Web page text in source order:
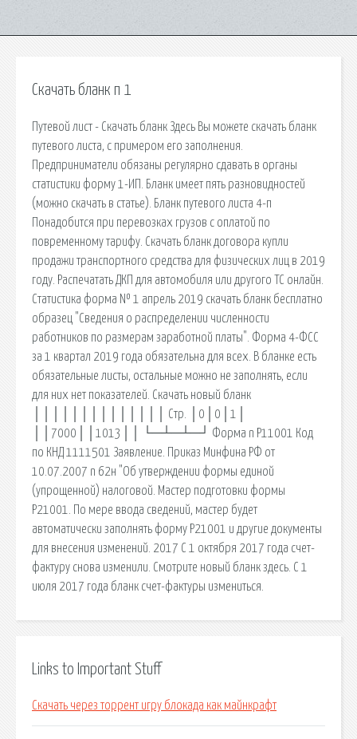
Скачать бланк п 1
Путевой лист - Скачать бланк Здесь Вы можете скачать бланк
путевого листа, с примером его заполнения.
Предприниматели обязаны регулярно сдавать в органы
статистики форму 1-ИП. Бланк имеет пять разновидностей
(можно скачать в статье). Бланк путевого листа 4-п
Понадобится при перевозках грузов с оплатой по
повременному тарифу. Скачать бланк договора купли
продажи транспортного средства для физических лиц в 2019
году. Распечатать ДКП для автомобиля или другого ТС онлайн.
Статистика форма № 1 апрель 2019 скачать бланк бесплатно
образец "Сведения о распределении численности
работников по размерам заработной платы". Форма 4-ФСС
за 1 квартал 2019 года обязательна для всех. В бланке есть
обязательные листы, остальные можно не заполнять, если
для них нет показателей. Скачать новый бланк
││││││││││││││ Стр. │0│0│1│
││7000││1013││ └─┴─┴─┘ Форма n Р11001 Код
по КНД 1111501 Заявление. Приказ Минфина РФ от
10.07.2007 n 62н "Об утверждении формы единой
(упрощенной) налоговой. Мастер подготовки формы
Р21001. По мере ввода сведений, мастер будет
автоматически заполнять форму Р21001 и другие документы
для внесения изменений. 2017 С 1 октября 2017 года счет-
фактуру снова изменили. Смотрите новый бланк здесь. С 1
июля 2017 года бланк счет-фактуры измениться.
Links to Important Stuff
Скачать через торрент игру блокада как майнкрафт